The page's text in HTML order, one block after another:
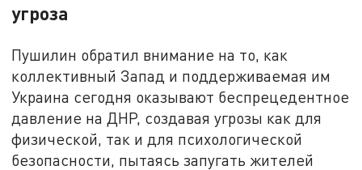
угроза
Пушилин обратил внимание на то, как
коллективный Запад и поддерживаемая им
Украина сегодня оказывают беспрецедентное
давление на ДНР, создавая угрозы как для
физической, так и для психологической
безопасности, пытаясь запугать жителей